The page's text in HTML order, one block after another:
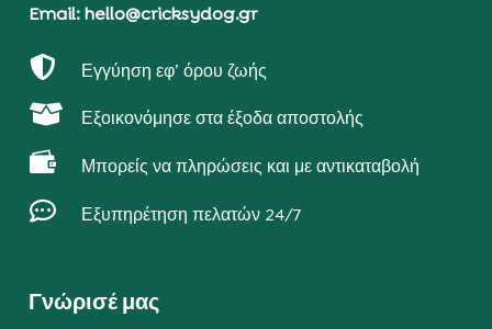
Email: hello@cricksydog.gr
 Εγγύηση εφ’ όρου ζωής
 Εξοικονόμησε στα έξοδα αποστολής
 Μπορείς να πληρώσεις και με αντικαταβολή
 Εξυπηρέτηση πελατών 24/7
Γνώρισέ μας